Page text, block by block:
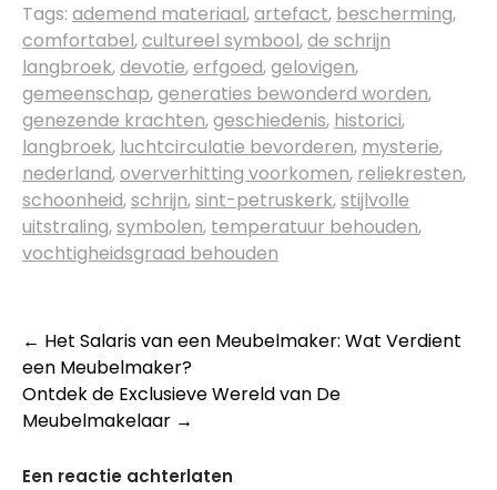
Tags: ademend materiaal,artefact, bescherming,
comfortabel,cultureel symbool,de schrijn
langbroek,devotie,erfgoed,gelovigen,
gemeenschap,generaties bewonderd worden,
genezende krachten,geschiedenis, historici,
langbroek, luchtcirculatie bevorderen, mysterie,
nederland,oververhitting voorkomen, reliekresten,
schoonheid,schrijn,sint-petruskerk,stijlvolle
uitstraling,symbolen, temperatuur behouden,
vochtigheidsgraad behouden
Berichtnavigatie
← Het Salaris van een Meubelmaker: Wat Verdient
een Meubelmaker?
Ontdek de Exclusieve Wereld van De
Meubelmakelaar →
Een reactie achterlaten